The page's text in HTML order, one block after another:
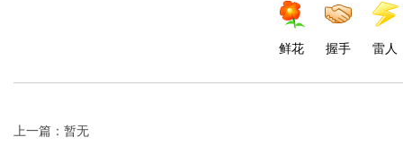
鲜花 握手 雷人
上一篇：暂无